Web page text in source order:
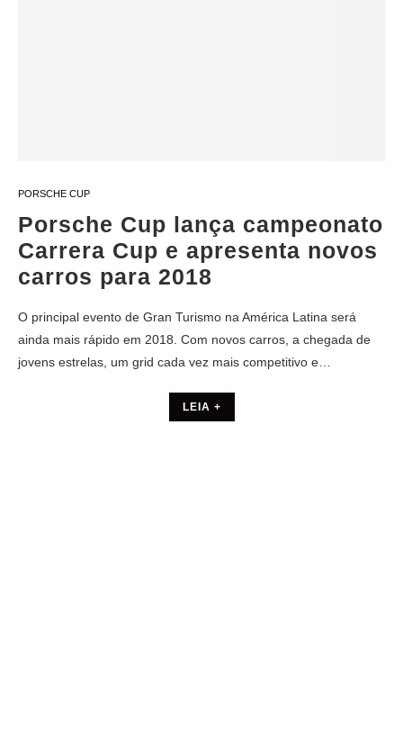
PORSCHE CUP
Porsche Cup lança campeonato
Carrera Cup e apresenta novos
carros para 2018
O principal evento de Gran Turismo na América Latina será
ainda mais rápido em 2018. Com novos carros, a chegada de
jovens estrelas, um grid cada vez mais competitivo e…
LEIA +